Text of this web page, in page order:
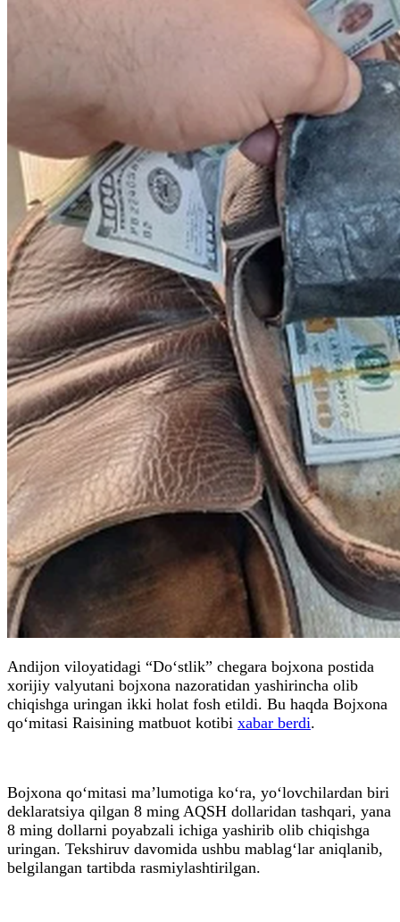
Andijon viloyatidagi “Do‘stlik” chegara bojxona postida
xorijiy valyutani bojxona nazoratidan yashirincha olib
chiqishga uringan ikki holat fosh etildi. Bu haqda Bojxona
qo‘mitasi Raisining matbuot kotibi xabar berdi.
Bojxona qo‘mitasi ma’lumotiga ko‘ra, yo‘lovchilardan biri
deklaratsiya qilgan 8 ming AQSH dollaridan tashqari, yana
8 ming dollarni poyabzali ichiga yashirib olib chiqishga
uringan. Tekshiruv davomida ushbu mablag‘lar aniqlanib,
belgilangan tartibda rasmiylashtirilgan.